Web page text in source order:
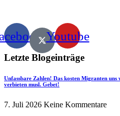
Youtube
Letzte Blogeinträge
Unfassbare Zahlen! Das kosten Migranten
verbieten musl. Gebet!
7. Juli 2026 Keine Kommentare